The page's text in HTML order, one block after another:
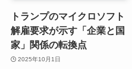
トランプのマイクロソフト
解雇要求が示す「企業と国
家」関係の転換点
2025年10月1日